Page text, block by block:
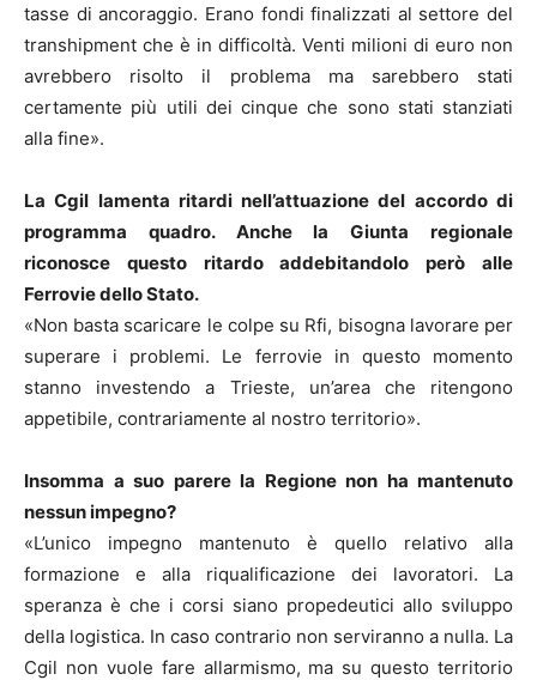
tasse di ancoraggio. Erano fondi finalizzati al settore del
transhipment che è in difficoltà. Venti milioni di euro non
avrebbero risolto il problema ma sarebbero stati
certamente più utili dei cinque che sono stati stanziati
alla fine».
La Cgil lamenta ritardi nell’attuazione del accordo di
programma quadro. Anche la Giunta regionale
riconosce questo ritardo addebitandolo però alle
Ferrovie dello Stato.
«Non basta scaricare le colpe su Rfi, bisogna lavorare per
superare i problemi. Le ferrovie in questo momento
stanno investendo a Trieste, un’area che ritengono
appetibile, contrariamente al nostro territorio».
Insomma a suo parere la Regione non ha mantenuto
nessun impegno?
«L’unico impegno mantenuto è quello relativo alla
formazione e alla riqualificazione dei lavoratori. La
speranza è che i corsi siano propedeutici allo sviluppo
della logistica. In caso contrario non serviranno a nulla. La
Cgil non vuole fare allarmismo, ma su questo territorio